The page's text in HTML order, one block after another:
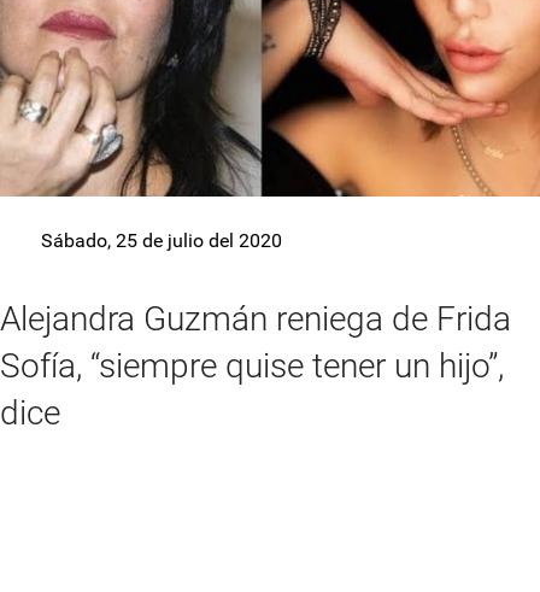
Sábado, 25 de julio del 2020
Alejandra Guzmán reniega de Frida
Sofía, “siempre quise tener un hijo”,
dice